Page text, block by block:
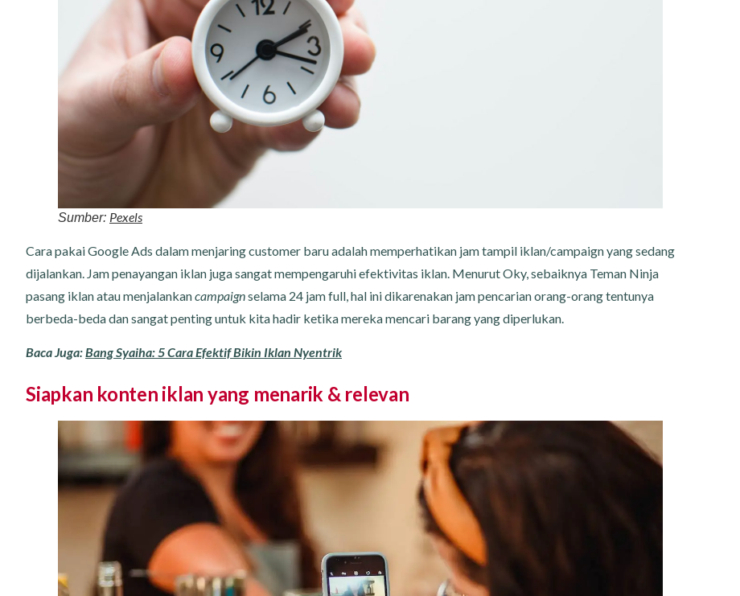
Sumber: Pexels
Cara pakai Google Ads dalam menjaring customer baru adalah memperhatikan jam tampil iklan/campaign yang sedang
dijalankan. Jam penayangan iklan juga sangat mempengaruhi efektivitas iklan. Menurut Oky, sebaiknya Teman Ninja
pasang iklan atau menjalankancampaignselama 24 jam full, hal ini dikarenakan jam pencarian orang-orang tentunya
berbeda-beda dan sangat penting untuk kita hadir ketika mereka mencari barang yang diperlukan.
Baca Juga:Bang Syaiha: 5 Cara Efektif Bikin Iklan Nyentrik
Siapkan konten iklan yang menarik & relevan